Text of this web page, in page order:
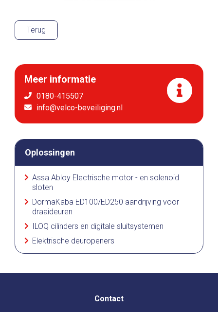
Terug
Meer informatie
0180-415507
info@velco-beveiliging.nl
Oplossingen
Assa Abloy Electrische motor - en solenoid
sloten
DormaKaba ED100/ED250 aandrijving voor
draaideuren
ILOQ cilinders en digitale sluitsystemen
Elektrische deuropeners
Contact